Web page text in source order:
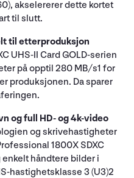
akselererer dette kortet
til slutt.
til etterproduksjon
UHS-II Card GOLD-serien
på opptil 280 MB/s1 for
produksjonen. Da sparer
og full HD- og 4k-video
og skrivehastigheter
1800X SDXC
enkelt håndtere bilder i
hastighetsklasse 3 (U3)2